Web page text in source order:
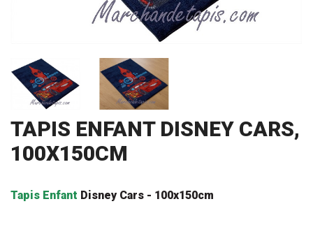
TAPIS ENFANT DISNEY CARS,
100X150CM
Tapis Enfant Disney Cars - 100x150cm